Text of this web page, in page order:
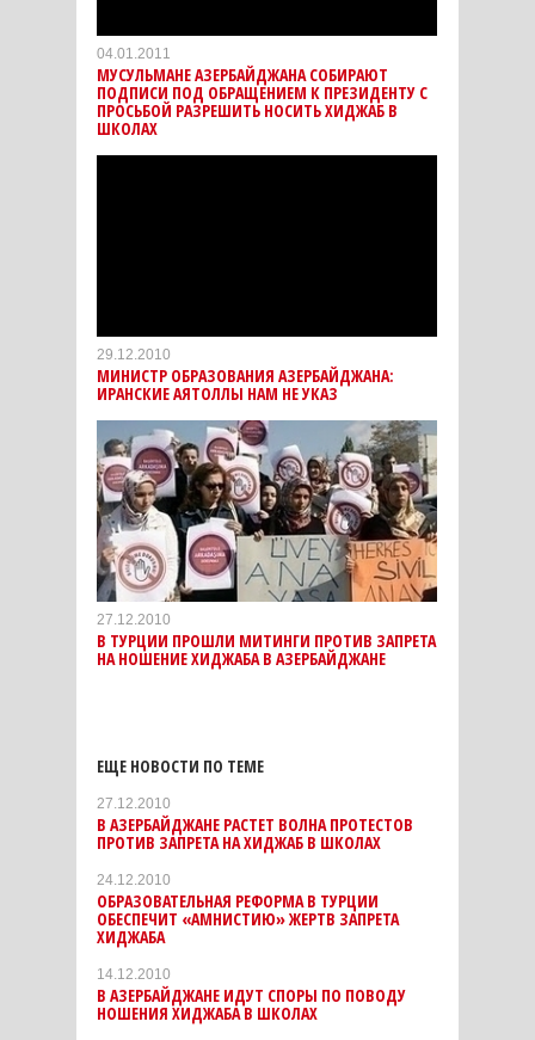
04.01.2011
МУСУЛЬМАНЕ АЗЕРБАЙДЖАНА СОБИРАЮТ
ПОДПИСИ ПОД ОБРАЩЕНИЕМ К ПРЕЗИДЕНТУ С
ПРОСЬБОЙ РАЗРЕШИТЬ НОСИТЬ ХИДЖАБ В
ШКОЛАХ
29.12.2010
МИНИСТР ОБРАЗОВАНИЯ АЗЕРБАЙДЖАНА:
ИРАНСКИЕ АЯТОЛЛЫ НАМ НЕ УКАЗ
27.12.2010
В ТУРЦИИ ПРОШЛИ МИТИНГИ ПРОТИВ ЗАПРЕТА
НА НОШЕНИЕ ХИДЖАБА В АЗЕРБАЙДЖАНЕ
ЕЩЕ НОВОСТИ ПО ТЕМЕ
27.12.2010
В АЗЕРБАЙДЖАНЕ РАСТЕТ ВОЛНА ПРОТЕСТОВ
ПРОТИВ ЗАПРЕТА НА ХИДЖАБ В ШКОЛАХ
24.12.2010
ОБРАЗОВАТЕЛЬНАЯ РЕФОРМА В ТУРЦИИ
ОБЕСПЕЧИТ «АМНИСТИЮ» ЖЕРТВ ЗАПРЕТА
ХИДЖАБА
14.12.2010
В АЗЕРБАЙДЖАНЕ ИДУТ СПОРЫ ПО ПОВОДУ
НОШЕНИЯ ХИДЖАБА В ШКОЛАХ